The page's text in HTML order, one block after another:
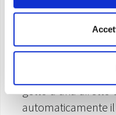
Turbo
Funzione Follow
telecomando
Funzioni Breeze
getto d'aria diretto
automaticamente